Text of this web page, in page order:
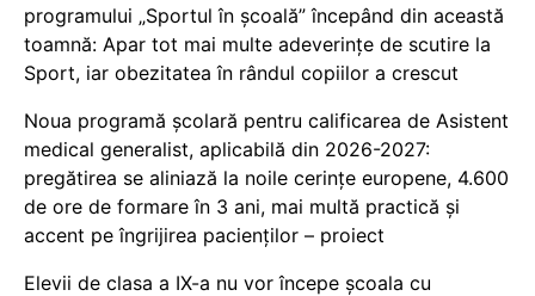
programului „Sportul în școală” începând din această
toamnă: Apar tot mai multe adeverințe de scutire la
Sport, iar obezitatea în rândul copiilor a crescut
Noua programă școlară pentru calificarea de Asistent
medical generalist, aplicabilă din 2026-2027:
pregătirea se aliniază la noile cerințe europene, 4.600
de ore de formare în 3 ani, mai multă practică și
accent pe îngrijirea pacienților – proiect
Elevii de clasa a IX-a nu vor începe școala cu